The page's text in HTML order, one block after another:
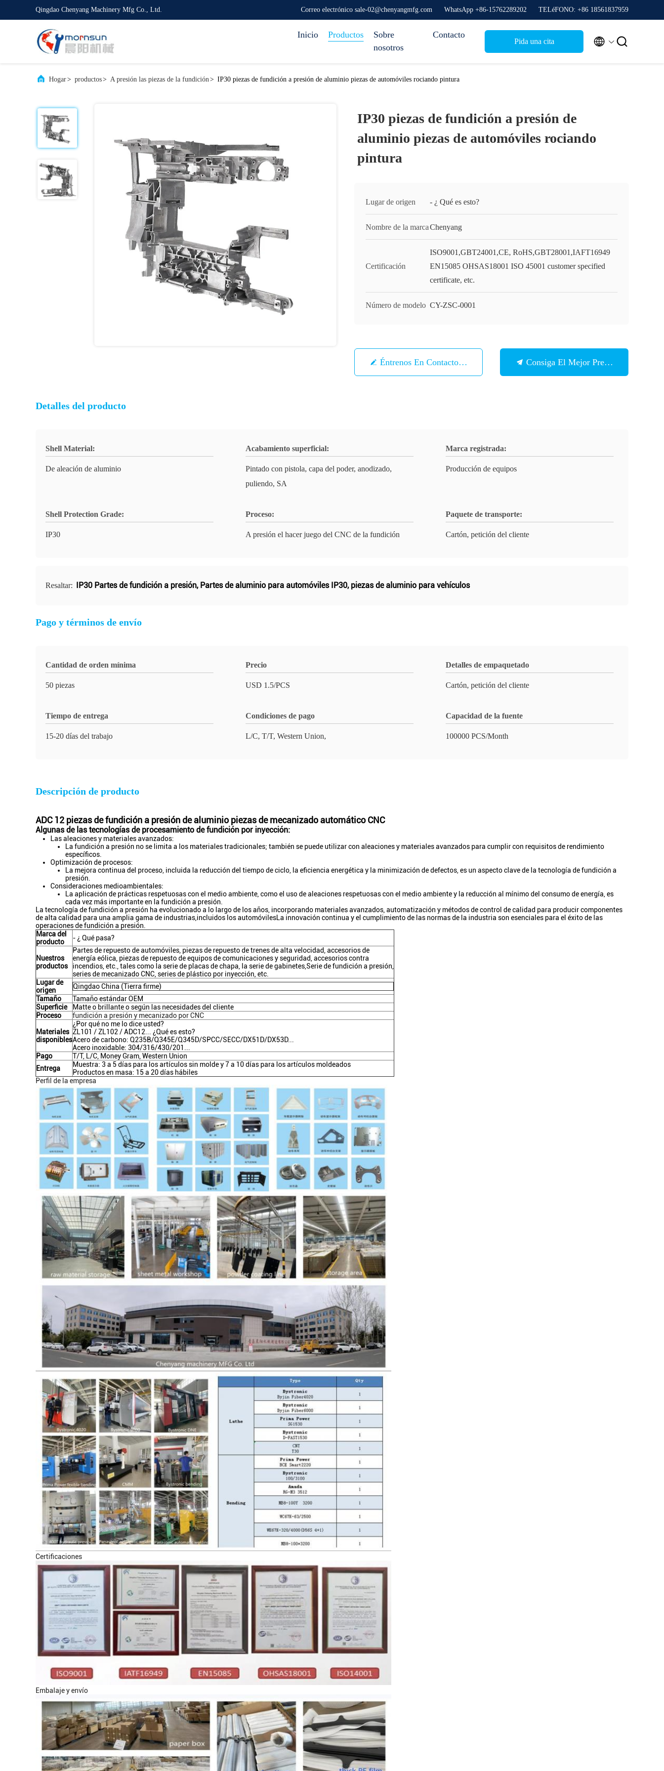
Qingdao Chenyang Machinery Mfg Co., Ltd. Correo electrónico sale-02@chenyangmfg.com WhatsApp +86-15762289202 TELéFONO: +86 18561837959
Inicio Productos
Sobre
nosotros
Contacto
Pida una cita  
Hogar> productos> A presión las piezas de la fundición> IP30 piezas de fundición a presión de aluminio piezas de automóviles rociando pintura
IP30 piezas de fundición a presión de
aluminio piezas de automóviles rociando
pintura
Lugar de origen - ¿ Qué es esto?
Nombre de la marcaChenyang
Certificación
ISO9001,GBT24001,CE, RoHS,GBT28001,IAFT16949
EN15085 OHSAS18001 ISO 45001 customer specified
certificate, etc.
Número de modelo CY-ZSC-0001
Éntrenos En Contacto Con Consiga El Mejor Precio
Detalles del producto
Shell Material:
De aleación de aluminio
Acabamiento superficial:
Pintado con pistola, capa del poder, anodizado,
puliendo, SA
Marca registrada:
Producción de equipos
Shell Protection Grade:
IP30
Proceso:
A presión el hacer juego del CNC de la fundición
Paquete de transporte:
Cartón, petición del cliente
Resaltar: IP30 Partes de fundición a presión, Partes de aluminio para automóviles IP30, piezas de aluminio para vehículos
Pago y términos de envío
Cantidad de orden mínima
50 piezas
Precio
USD 1.5/PCS
Detalles de empaquetado
Cartón, petición del cliente
Tiempo de entrega
15-20 días del trabajo
Condiciones de pago
L/C, T/T, Western Union,
Capacidad de la fuente
100000 PCS/Month
Descripción de producto
ADC 12 piezas de fundición a presión de aluminio piezas de mecanizado automático CNC
Algunas de las tecnologías de procesamiento de fundición por inyección:
Las aleaciones y materiales avanzados:
La fundición a presión no se limita a los materiales tradicionales; también se puede utilizar con aleaciones y materiales avanzados para cumplir con requisitos de rendimiento
específicos.
Optimización de procesos:
La mejora continua del proceso, incluida la reducción del tiempo de ciclo, la eficiencia energética y la minimización de defectos, es un aspecto clave de la tecnología de fundición a
presión.
Consideraciones medioambientales:
La aplicación de prácticas respetuosas con el medio ambiente, como el uso de aleaciones respetuosas con el medio ambiente y la reducción al mínimo del consumo de energía, es
cada vez más importante en la fundición a presión.
La tecnología de fundición a presión ha evolucionado a lo largo de los años, incorporando materiales avanzados, automatización y métodos de control de calidad para producir componentes
de alta calidad para una amplia gama de industrias,incluidos los automóvilesLa innovación continua y el cumplimiento de las normas de la industria son esenciales para el éxito de las
operaciones de fundición a presión.
Marca del
producto
- ¿ Qué pasa?
Nuestros
productos
Partes de repuesto de automóviles, piezas de repuesto de trenes de alta velocidad, accesorios de
energía eólica, piezas de repuesto de equipos de comunicaciones y seguridad, accesorios contra
incendios, etc., tales como la serie de placas de chapa, la serie de gabinetes,Serie de fundición a presión,
series de mecanizado CNC, series de plástico por inyección, etc.
Lugar de
origen
Qingdao China (Tierra firme)
Tamaño
Tamaño estándar OEM
Superficie
Matte o brillante o según las necesidades del cliente
Proceso
fundición a presión y mecanizado por CNC
Materiales
disponibles
¿Por qué no me lo dice usted?
ZL101 / ZL102 / ADC12... ¿Qué es esto?
Acero de carbono: Q235B/Q345E/Q345D/SPCC/SECC/DX51D/DX53D...
Acero inoxidable: 304/316/430/201...
Pago
T/T, L/C, Money Gram, Western Union
Entrega
Muestra: 3 a 5 días para los artículos sin molde y 7 a 10 días para los artículos moldeados
Productos en masa: 15 a 20 días hábiles
Perfil de la empresa
Certificaciones
Embalaje y envío